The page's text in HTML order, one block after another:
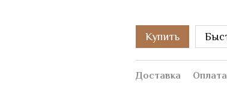
Купить
Доставка Оплата